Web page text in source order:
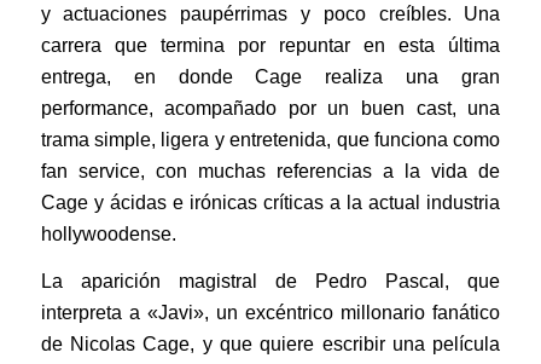
y actuaciones paupérrimas y poco creíbles. Una
carrera que termina por repuntar en esta última
entrega, en donde Cage realiza una gran
performance, acompañado por un buen cast, una
trama simple, ligera y entretenida, que funciona como
fan service, con muchas referencias a la vida de
Cage y ácidas e irónicas críticas a la actual industria
hollywoodense.
La aparición magistral de Pedro Pascal, que
interpreta a «Javi», un excéntrico millonario fanático
de Nicolas Cage, y que quiere escribir una película